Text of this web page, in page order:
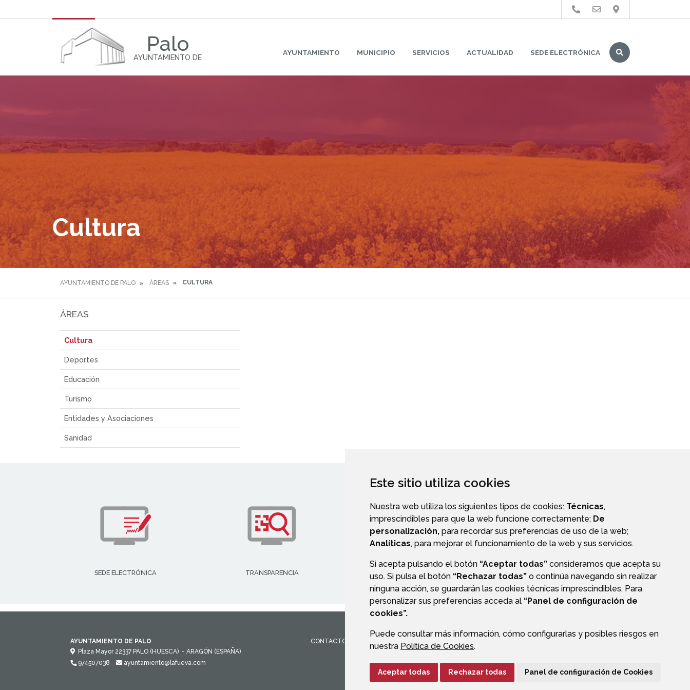
Este sitio utiliza cookies
Nuestra web utiliza los siguientes tipos de cookies: Técnicas,
imprescindibles para que la web funcione correctamente; De
personalización, para recordar sus preferencias de uso de la web;
Analíticas, para mejorar el funcionamiento de la web y sus servicios.
Si acepta pulsando el botón “Aceptar todas” consideramos que acepta su
uso. Si pulsa el botón “Rechazar todas” o continúa navegando sin realizar
ninguna acción, se guardarán las cookies técnicas imprescindibles. Para
personalizar sus preferencias acceda al “Panel de configuración de
cookies”.
Puede consultar más información, cómo configurarlas y posibles riesgos en
nuestra Política de Cookies.
Aceptar todas Rechazar todas Panel de configuración de Cookies
Palo
AYUNTAMIENTO DE
AYUNTAMIENTO MUNICIPIO SERVICIOS ACTUALIDAD SEDE ELECTRÓNICA
Buscar
Cultura
AYUNTAMIENTO DE PALO ÁREAS CULTURA
ÁREAS
Cultura
Deportes
Educación
Turismo
Entidades y Asociaciones
Sanidad
SEDE ELECTRÓNICA TRANSPARENCIA VALIDACIÓN DE DOCUMENTOS PERFIL DEL CONTRATANTE
AYUNTAMIENTO DE PALO
Plaza Mayor 22337 PALO (HUESCA) - ARAGÓN (ESPAÑA)
974507038
ayuntamiento@lafueva.com
CONTACTO ACCESIBILIDAD POLÍTICA DE COOKIES